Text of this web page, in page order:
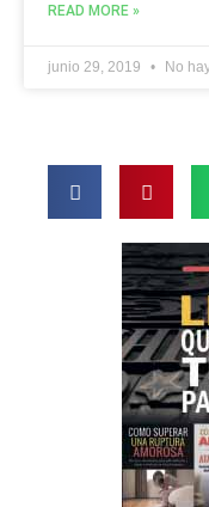
READ MORE »
junio 29, 2019 No